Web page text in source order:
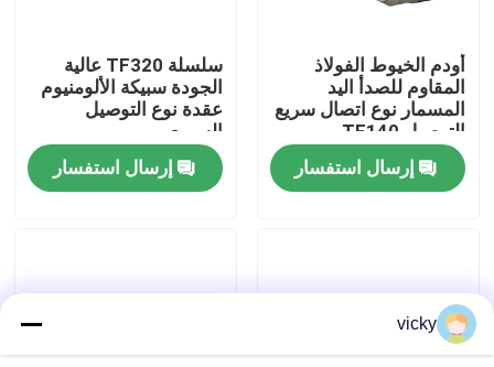
مراقبة الجودة
اتصل بنا
أخبار
دينامومتر عالي السرعة
أودم الخيوط الفولاذ
المقاوم للصدأ اليد
المسمار نوع اتصال سريع
التوصيل TF140
إرسال استفسار
سلسلة TF320 عالية
الجودة سبيكة الألومنيوم
عقدة نوع التوصيل
السريع
إرسال استفسار
vicky